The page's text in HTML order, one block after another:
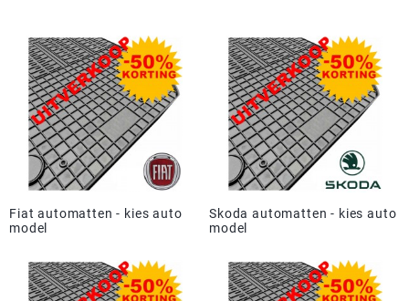
Fiat automatten - kies auto
model
Skoda automatten - kies auto
model